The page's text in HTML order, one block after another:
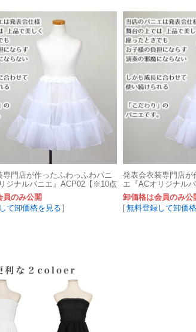
専門店が作ったふわっふわパニ
ジナルパニエ』ACP02【※10点
わせ自由】
員のみ公開
て卸価格を見る]
発表会衣装専門店が
エ『ACオリジナル
卸価格は会員のみ公
[無料登録して卸価